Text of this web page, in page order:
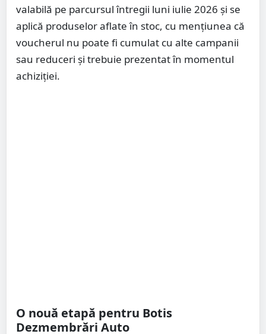
valabilă pe parcursul întregii luni iulie 2026 și se
aplică produselor aflate în stoc, cu mențiunea că
voucherul nu poate fi cumulat cu alte campanii
sau reduceri și trebuie prezentat în momentul
achiziției.
O nouă etapă pentru Botis
Dezmembrări Auto